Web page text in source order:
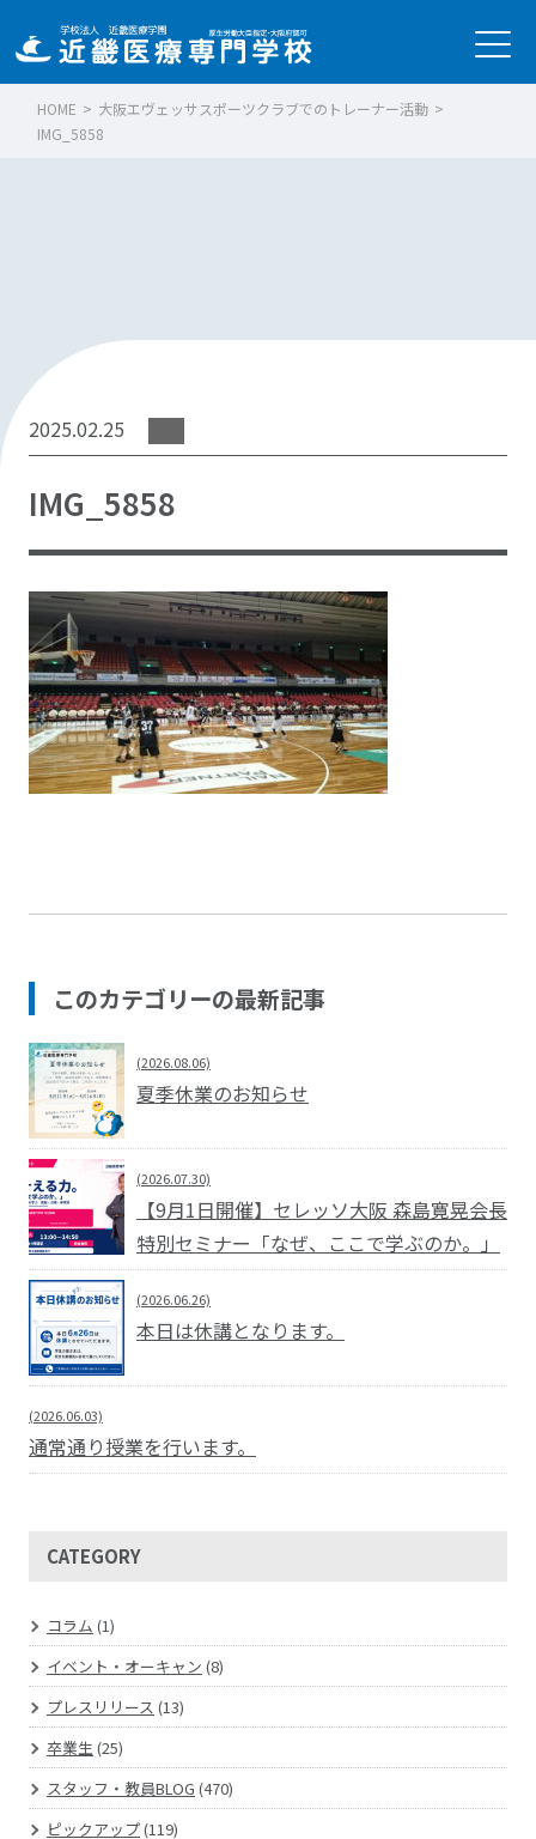
HOME > 大阪エヴェッサスポーツクラブでのトレーナー活動 >
IMG_5858
2025.02.25
IMG_5858
このカテゴリーの最新記事
(2026.08.06)
夏季休業のお知らせ
(2026.07.30)
【9月1日開催】セレッソ大阪 森島寛晃会長
特別セミナー「なぜ、ここで学ぶのか。」
(2026.06.26)
本日は休講となります。
(2026.06.03)
通常通り授業を行います。
CATEGORY
コラム (1)
イベント・オーキャン (8)
プレスリリース (13)
卒業生(25)
スタッフ・教員BLOG (470)
ピックアップ(119)